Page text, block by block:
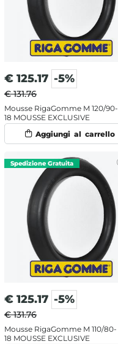
€ 125.17 -5%
€ 131.76
Mousse RigaGomme M 120/90-
18 MOUSSE EXCLUSIVE
€ 125.17 -5%
€ 131.76
Mousse RigaGomme M 110/80-
18 MOUSSE EXCLUSIVE